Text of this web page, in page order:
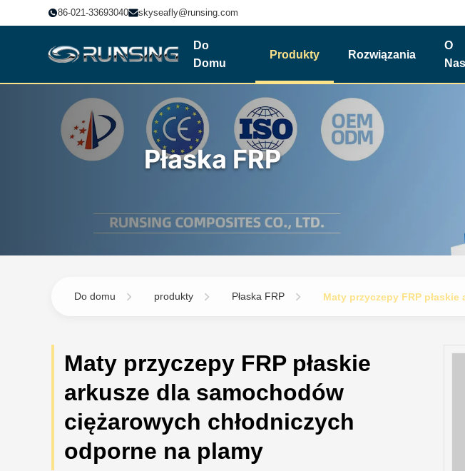
86-021-33693040 skyseafly@runsing.com
Do
Domu
Produkty Rozwiązania
O
Nas
Płaska FRP
Do domu produkty Płaska FRP Maty przyczepy FRP
Maty przyczepy FRP płaskie
arkusze dla samochodów
ciężarowych chłodniczych
odporne na plamy